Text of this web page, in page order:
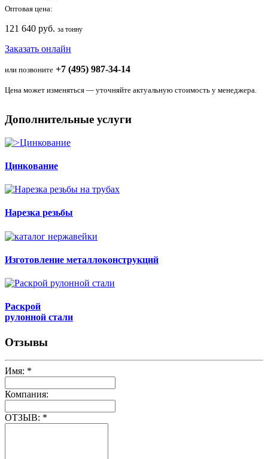
Оптовая цена:
121 640 руб. за тонну
Заказать онлайн
или позвоните +7 (495) 987-34-14
Цена может изменяться — уточняйте актуальную стоимость у менеджера.
Дополнительные услуги
Цинкование
Нарезка резьбы
Изготовление металлоконструкций
Раскрой
рулонной стали
Отзывы
Имя: *
Компания:
ОТЗЫВ: *